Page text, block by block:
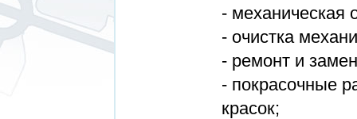
-
- очистка
- ремонт и
- покрасочные